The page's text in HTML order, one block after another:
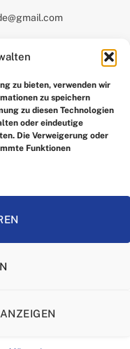
zu bieten, verwenden wir
zu speichern
zu diesen Technologien
oder eindeutige
Die Verweigerung oder
Funktionen